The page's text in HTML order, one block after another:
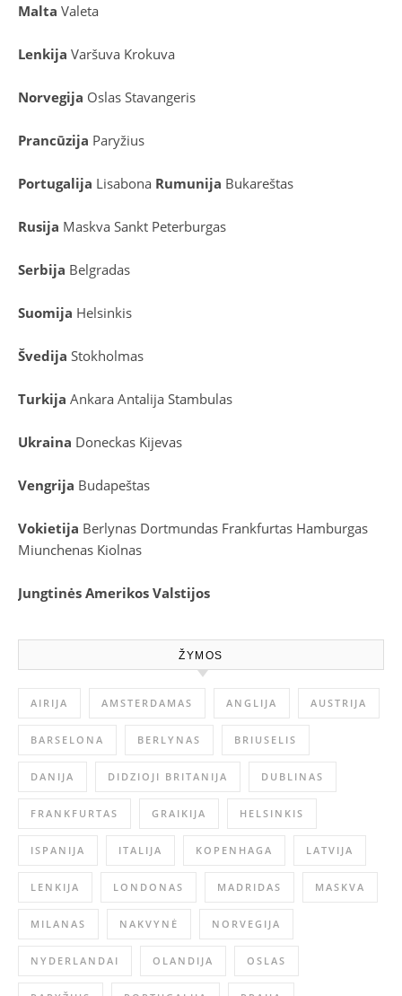
Malta Valeta
Lenkija Varšuva Krokuva
Norvegija Oslas Stavangeris
Prancūzija Paryžius
Portugalija Lisabona Rumunija Bukareštas
Rusija Maskva Sankt Peterburgas
Serbija Belgradas
Suomija Helsinkis
Švedija Stokholmas
Turkija Ankara Antalija Stambulas
Ukraina Doneckas Kijevas
Vengrija Budapeštas
Vokietija Berlynas Dortmundas Frankfurtas Hamburgas
Miunchenas Kiolnas
Jungtinės Amerikos Valstijos
ŽYMOS
AIRIJA AMSTERDAMAS ANGLIJA AUSTRIJA
BARSELONA BERLYNAS BRIUSELIS
DANIJA DIDZIOJI BRITANIJA DUBLINAS
FRANKFURTAS GRAIKIJA HELSINKIS
ISPANIJA ITALIJA KOPENHAGA LATVIJA
LENKIJA LONDONAS MADRIDAS MASKVA
MILANAS NAKVYNĖ NORVEGIJA
NYDERLANDAI OLANDIJA OSLAS